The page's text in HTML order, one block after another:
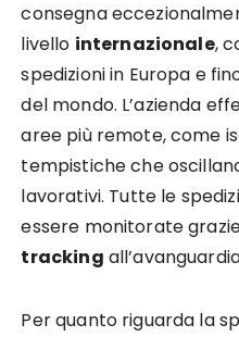
consegna
livello internazionale,
spedizioni in Europa e
del mondo. L’azienda
aree più remote, come
tempistiche che
lavorativi. Tutte le
essere monitorate
tracking
Per quanto riguarda la